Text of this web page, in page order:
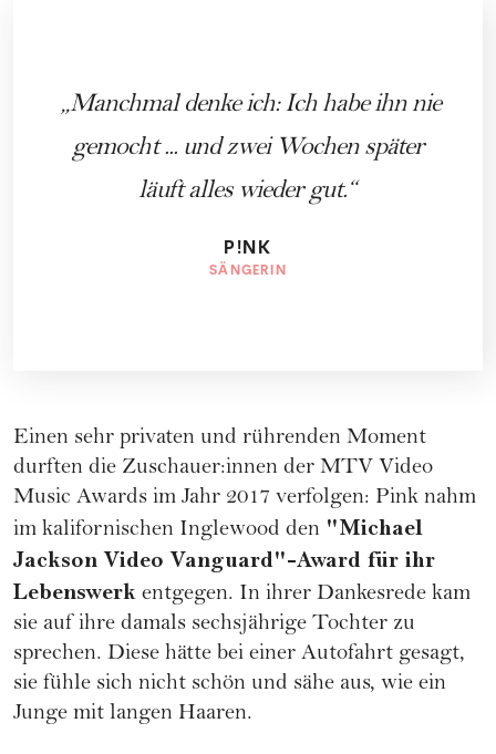
Manchmal denke ich: Ich habe ihn nie
gemocht ... und zwei Wochen später
läuft alles wieder gut.
P!NK
SÄNGERIN
Einen sehr privaten und rührenden Moment
durften die Zuschauer:innen der MTV Video
Music Awards im Jahr 2017 verfolgen: Pink nahm
im kalifornischen Inglewood den "Michael
Jackson Video Vanguard"-Award für ihr
Lebenswerk entgegen. In ihrer Dankesrede kam
sie auf ihre damals sechsjährige Tochter zu
sprechen. Diese hätte bei einer Autofahrt gesagt,
sie fühle sich nicht schön und sähe aus, wie ein
Junge mit langen Haaren.